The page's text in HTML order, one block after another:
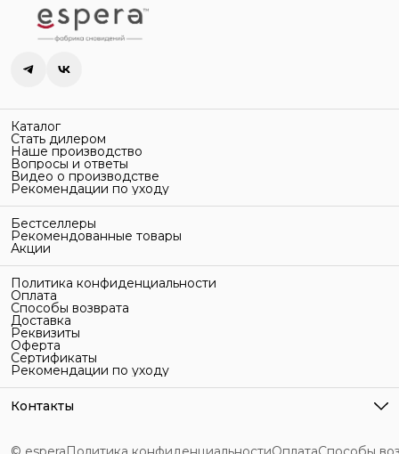
Каталог
Стать дилером
Наше производство
Вопросы и ответы
Видео о производстве
Рекомендации по уходу
Бестселлеры
Рекомендованные товары
Акции
Политика конфиденциальности
Оплата
Способы возврата
Доставка
Реквизиты
Оферта
Сертификаты
Рекомендации по уходу
Контакты